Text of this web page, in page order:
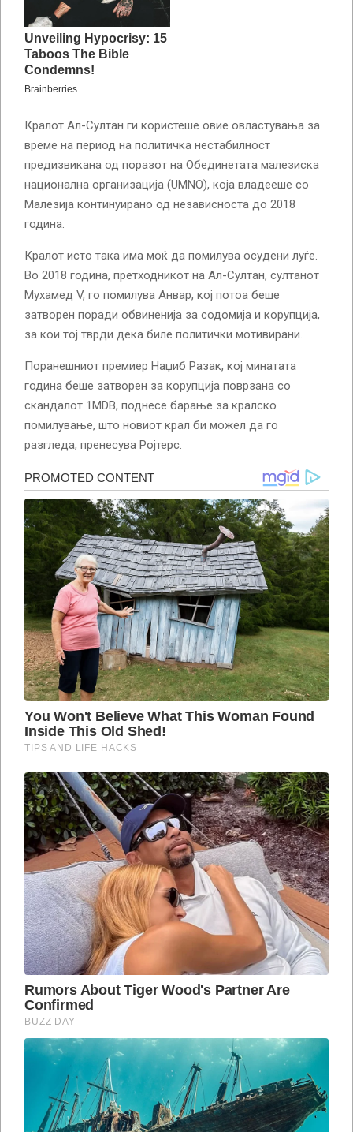
Кралот Ал-Султан ги користеше овие овластувања за
време на период на политичка нестабилност
предизвикана од поразот на Обединетата малезиска
национална организација (UMNO), која владееше со
Малезија континуирано од независноста до 2018
година.
Кралот исто така има моќ да помилува осудени луѓе.
Во 2018 година, претходникот на Ал-Султан, султанот
Мухамед V, го помилува Анвар, кој потоа беше
затворен поради обвиненија за содомија и корупција,
за кои тој тврди дека биле политички мотивирани.
Поранешниот премиер Наџиб Разак, кој минатата
година беше затворен за корупција поврзана со
скандалот 1MDB, поднесе барање за кралско
помилување, што новиот крал би можел да го
разгледа, пренесува Ројтерс.